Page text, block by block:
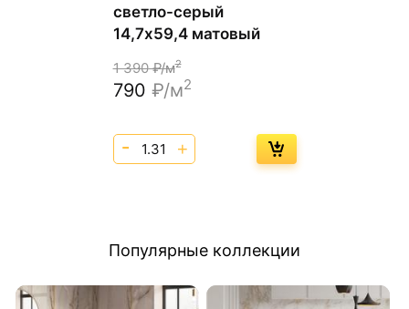
светло-серый
14,7х59,4 матовый
1 390₽/м2
790 ₽/м2
Популярные коллекции